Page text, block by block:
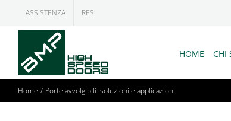
ASSISTENZA RESI
HOME CHI
Home Porte avvolgibili: soluzioni e applicazioni